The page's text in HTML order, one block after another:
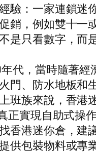
驗：一家連鎖
銷，例如雙十
只看數字，而
代，當時隨著
門、防水地板
班族來說，香
實現自助式操
香港迷你倉，
包裝物料或專